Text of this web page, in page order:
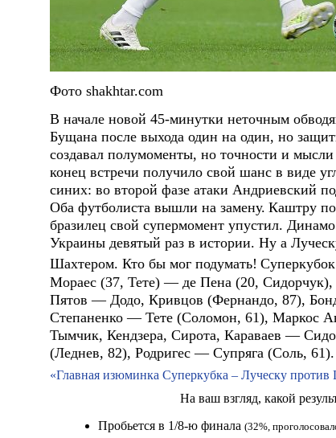
Фото shakhtar.com
В начале новой 45-минутки неточным
Бущана после выхода один на один, но
создавал полумоменты, но точности и
конец встречи получило свой шанс в виде
синих: во второй фазе атаки Андриевский
Оба футболиста вышли на замену. Каштру
бразилец свой супермомент упустил.
Украины девятый раз в истории. Ну а
Шахтером. Кто бы мог подумать!
Мораес (37, Тете)— де Пена (20,
Пятов — Додо, Кривцов (Фернандо, 87),
Степаненко — Тете (Соломон, 61), Маркос
Тымчик, Кендзера, Сирота, Караваев —
(Леднев, 82), Родригес — Супряга (Соль, 61).
«Главная изюминка Суперкубка – Луческу
На ваш взгляд, какой
Пробьется в 1/8-ю финала (32%,